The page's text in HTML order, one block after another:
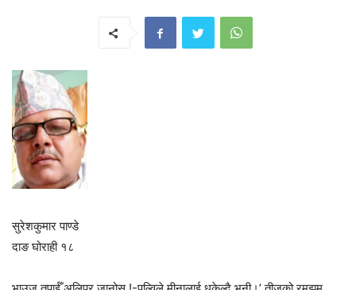
सुरेशकुमार पाण्डे
दाङ घोराही १८